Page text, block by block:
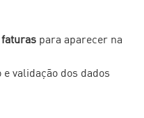
faturas para aparecer na
validação dos dados